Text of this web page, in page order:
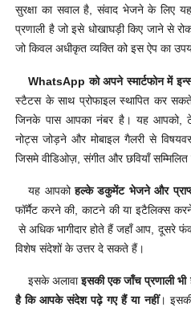
सुरक्षा का सवाल है, संवाद भेजने के लिए
प्रणाली है जो इसे धोखाघड़ी किए जाने से
जो किवल अधीकृत व्यक्ति को इस ऐप का
WhatsApp को अपने स्मार्टफोन में
स्टैटस के साथ प्रोफाइल स्थापित कर
जिनके पास आपका नंबर है। यह आपको,
नोट्स जोड़ने और मोबाइल गैलरी से
जिसमे वीडिओज़, संगीत और छवियाँ सम्मिलित
यह आपकोहल्के डकुमेंट भेजने और
फॉर्मैट करने की, काटने की या इटैलिक्स
से अधिक भागीदार होते हैं जहाँ आप, दूसरे
विशेष संदेशों के उत्तर दे सकते हैं।
इसके अलावाइसकी एक जाँच प्रणाली
है कि आपके संदेश पढ़े गए हैं या नहीं।